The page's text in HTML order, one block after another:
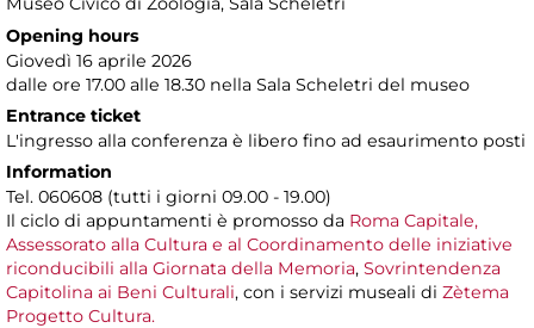
Opening hours
Giovedì 16 aprile 2026
dalle ore 17.00 alle 18.30 nella Sala Scheletri del museo
Entrance ticket
L'ingresso alla conferenza è libero fino ad esaurimento posti
Information
Tel. 060608 (tutti i giorni 09.00 - 19.00)
Il ciclo di appuntamenti è promosso da Roma Capitale,
Assessorato alla Cultura e al Coordinamento delle iniziative
riconducibili alla Giornata della Memoria, Sovrintendenza
Capitolina ai Beni Culturali, con i servizi museali di Zètema
Progetto Cultura.